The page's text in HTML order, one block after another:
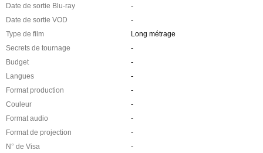
Date de sortie Blu-ray
-
Date de sortie VOD
-
Type de film
Long métrage
Secrets de tournage
-
Budget
-
Langues
-
Format production
-
Couleur
-
Format audio
-
Format de projection
-
N° de Visa
-